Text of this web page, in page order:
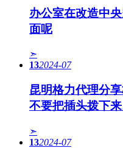
办公室在改造中
面呢
➣
132024-07
昆明格力代理分
不要把插头拨下来
➣
132024-07